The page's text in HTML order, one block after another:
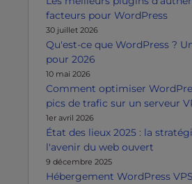
facteurs pour WordPress
30 juillet 2026
Qu'est-ce que WordPress ?
pour 2026
10 mai 2026
Comment optimiser
pics de trafic sur un serveur
1er avril 2026
État des lieux 2025 : la
l'avenir du web ouvert
9 décembre 2025
Hébergement WordPress